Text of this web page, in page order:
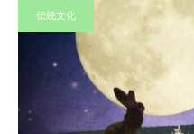
伝統文化